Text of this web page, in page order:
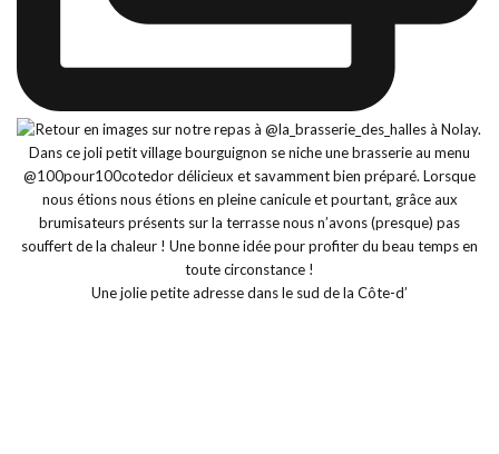
Une jolie petite adresse dans le sud de la Côte-d’